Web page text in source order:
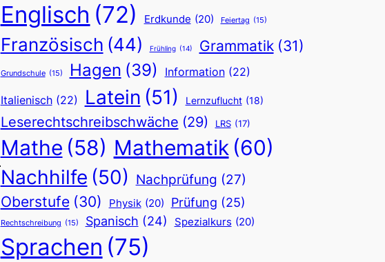
Englisch (72) Erdkunde (20) Feiertag (15)
Französisch (44) Frühling (14) Grammatik (31)
Grundschule (15) Hagen (39) Information (22)
Italienisch (22) Latein (51) Lernzuflucht (18)
Leserechtschreibschwäche (29) LRS (17)
Mathe (58) Mathematik (60)
Nachhilfe (50) Nachprüfung (27)
Oberstufe (30) Physik (20) Prüfung (25)
Rechtschreibung (15) Spanisch (24) Spezialkurs (20)
Sprachen (75)